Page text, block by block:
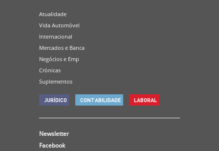
Atualidade
Vida Automóvel
Internacional
Mercados e Banca
Negócios e Emp
Crónicas
Suplementos
JURÍDICO CONTABILIDADE LABORAL
Newsletter
Facebook